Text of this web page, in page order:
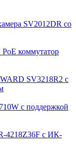
SV2012DR со
коммутатор
SV3218R2 с
с поддержкой
4218Z36F с ИК-